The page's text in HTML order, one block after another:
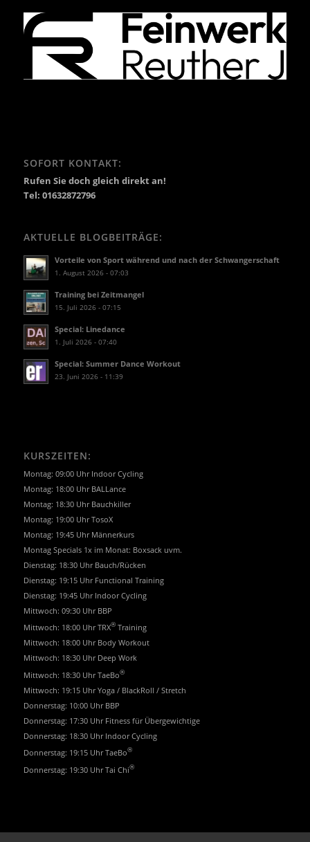
SOFORT KONTAKT:
Rufen Sie doch gleich direkt an!
Tel: 01632872796
AKTUELLE BLOGBEITRÄGE:
Vorteile von Sport während und nach der Schwangerschaft
1. August 2026 - 07:03
Training bei Zeitmangel
15. Juli 2026 - 07:15
Special: Linedance
1. Juli 2026 - 07:40
Special: Summer Dance Workout
23. Juni 2026 - 11:39
KURSZEITEN:
Montag: 09:00 Uhr Indoor Cycling
Montag: 18:00 Uhr BALLance
Montag: 18:30 Uhr Bauchkiller
Montag: 19:00 Uhr TosoX
Montag: 19:45 Uhr Männerkurs
Montag Specials 1x im Monat: Boxsack uvm.
Dienstag: 18:30 Uhr Bauch/Rücken
Dienstag: 19:15 Uhr Functional Training
Dienstag: 19:45 Uhr Indoor Cycling
Mittwoch: 09:30 Uhr BBP
Mittwoch: 18:00 Uhr TRX®Training
Mittwoch: 18:00 Uhr Body Workout
Mittwoch: 18:30 Uhr Deep Work
Mittwoch: 18:30 Uhr TaeBo®
Mittwoch: 19:15 Uhr Yoga / BlackRoll / Stretch
Donnerstag: 10:00 Uhr BBP
Donnerstag: 17:30 Uhr Fitness für Übergewichtige
Donnerstag: 18:30 Uhr Indoor Cycling
Donnerstag: 19:15 Uhr TaeBo®
Donnerstag: 19:30 Uhr Tai Chi®